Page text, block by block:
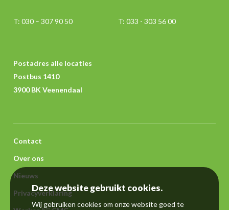
T: 030 – 307 90 50 T: 033 - 303 56 00
Postadres alle locaties
Postbus 1410
3900 BK Veenendaal
Voet
Contact
Over ons
Nieuws
Privacyverklaring
Deze website gebruikt cookies.
Wij gebruiken cookies om onze website goed te